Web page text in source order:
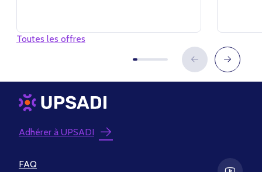
Toutes les offres
Adhérer à UPSADI
FAQ